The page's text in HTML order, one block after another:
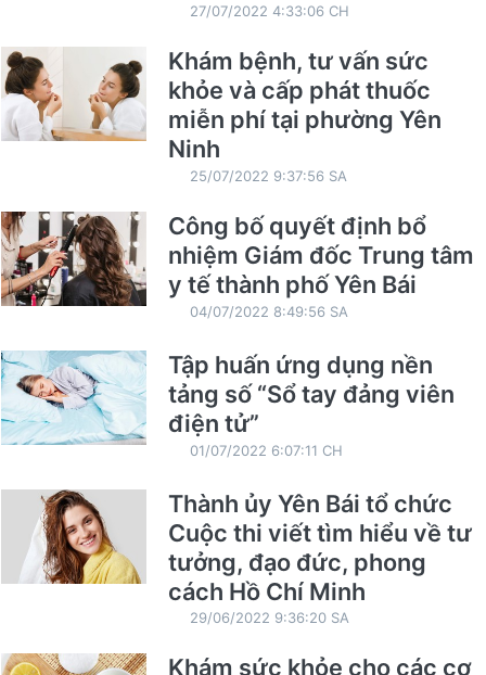
27/07/2022 4:33:06 CH
Khám bệnh, tư vấn sức
khỏe và cấp phát thuốc
miễn phí tại phường Yên
Ninh
25/07/2022 9:37:56 SA
Công bố quyết định bổ
nhiệm Giám đốc Trung tâm
y tế thành phố Yên Bái
04/07/2022 8:49:56 SA
Tập huấn ứng dụng nền
tảng số “Sổ tay đảng viên
điện tử”
01/07/2022 6:07:11 CH
Thành ủy Yên Bái tổ chức
Cuộc thi viết tìm hiểu về tư
tưởng, đạo đức, phong
cách Hồ Chí Minh
29/06/2022 9:36:20 SA
Khám sức khỏe cho các cơ